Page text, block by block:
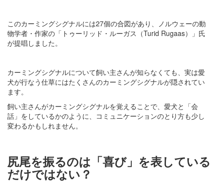
このカーミングシグナルには27個の合図があり、ノルウェーの動
物学者・作家の「トゥーリッド・ルーガス（Turid Rugaas）」氏
が提唱しました。
カーミングシグナルについて飼い主さんが知らなくても、実は愛
犬が行なう仕草にはたくさんのカーミングシグナルが隠されてい
ます。
飼い主さんがカーミングシグナルを覚えることで、愛犬と「会
話」をしているかのように、コミュニケーションのとり方も少し
変わるかもしれません。
尻尾を振るのは「喜び」を表している
だけではない？